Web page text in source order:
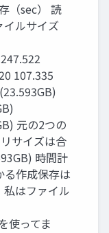
（sec） 読
イルサイズ
107.335
元の2つの
サイズは合
時間計
る作成保存は
私はファイル
使ってま